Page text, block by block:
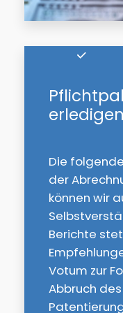
erledigen
Die
der
können wir
Berichte
Votum zur
Abbruch des